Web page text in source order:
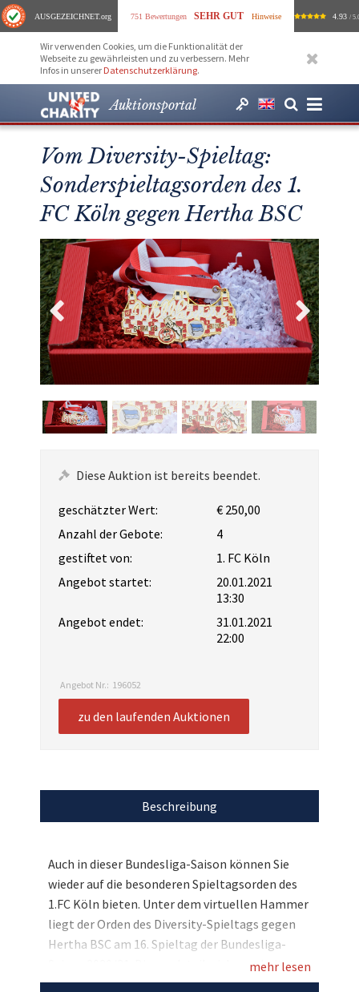
AUSGEZEICHNET.org 751 Bewertungen SEHR GUT Hinweise 4.93 /
Wir verwenden Cookies, um die Funktionalität der
Webseite zu gewährleisten und zu verbessern. Mehr
Infos in unserer Datenschutzerklärung.
Auktionsportal
Vom Diversity-Spieltag:
Sonderspieltagsorden des 1.
FC Köln gegen Hertha BSC
Diese Auktion ist bereits beendet.
geschätzter Wert:
€ 250,00
Anzahl der Gebote:
4
gestiftet von:
1. FC Köln
Angebot startet:
20.01.2021
13:30
Angebot endet:
31.01.2021
22:00
Angebot Nr.: 196052
zu den laufenden Auktionen
Beschreibung
Auch in dieser Bundesliga-Saison können Sie
wieder auf die besonderen Spieltagsorden des
1.FC Köln bieten. Unter dem virtuellen Hammer
liegt der Orden des Diversity-Spieltags gegen
Hertha BSC am 16. Spieltag der Bundesliga-
Saison 2020/21. Diesen detailreich gearbeiteten
Orden gibt es käuflich nicht zu erwerben und er
mehr lesen